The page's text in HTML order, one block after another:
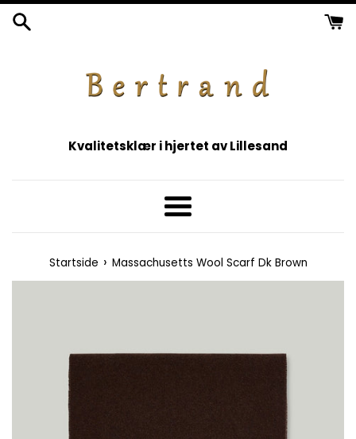
Gå
videre
Kvalitetsklær i hjertet av Lillesand
Meny
Startside › Massachusetts Wool Scarf Dk Brown